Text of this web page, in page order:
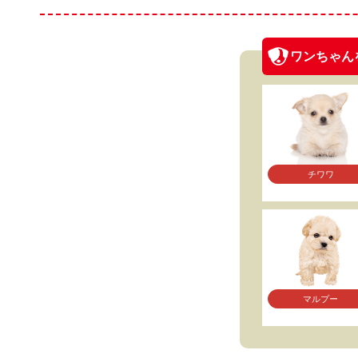
ワンちゃん
チワワ
マルプー